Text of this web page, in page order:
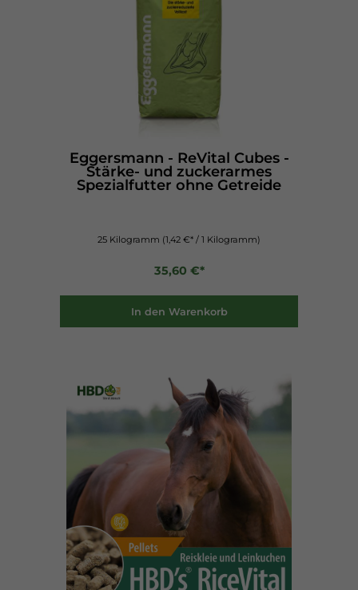
Eggersmann - ReVital Cubes -
Stärke- und zuckerarmes
Spezialfutter ohne Getreide
25 Kilogramm (1,42 €* / 1 Kilogramm)
35,60 €*
In den Warenkorb